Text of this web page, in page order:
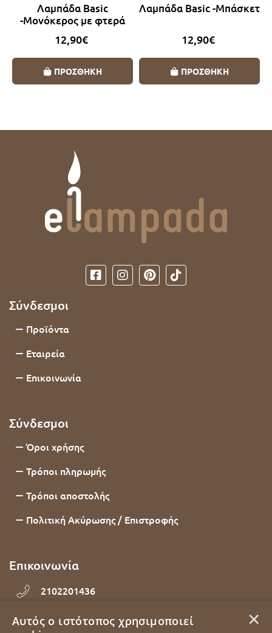
Λαμπάδα Basic
-Μονόκερος με φτερά
12,90€
ΠΡΟΣΘΗΚΗ
Λαμπάδα Basic -Μπάσκετ
12,90€
ΠΡΟΣΘΗΚΗ
Σύνδεσμοι
Προϊόντα
Εταιρεία
Επικοινωνία
Σύνδεσμοι
Όροι χρήσης
Τρόποι πληρωμής
Τρόποι αποστολής
Πολιτική Ακύρωσης / Επιστροφής
Επικοινωνία
2102201436
Εθνάρχου Μακαρίου 92, Δάφνη, 17234, Αττική ×
Αυτός ο ιστότοπος χρησιμοποιεί